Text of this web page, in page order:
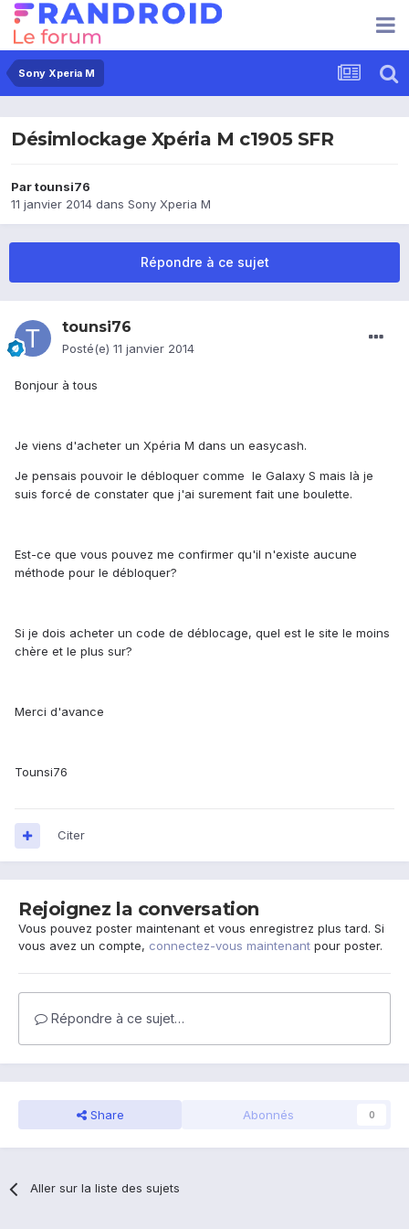
Sony Xperia M
Désimlockage Xpéria M c1905 SFR
Partounsi76
11 janvier 2014 dans Sony Xperia M
Répondre à ce sujet
tounsi76
Posté(e) 11 janvier 2014
Bonjour à tous
Je viens d'acheter un Xpéria M dans un easycash.
Je pensais pouvoir le débloquer comme le Galaxy S mais là je
suis forcé de constater que j'ai surement fait une boulette.
Est-ce que vous pouvez me confirmer qu'il n'existe aucune
méthode pour le débloquer?
Si je dois acheter un code de déblocage, quel est le site le moins
chère et le plus sur?
Merci d'avance
Tounsi76
Citer
Rejoignez la conversation
Vous pouvez poster maintenant et vous enregistrez plus tard. Si
vous avez un compte, connectez-vous maintenant pour poster.
Répondre à ce sujet…
Share Abonnés 0
Aller sur la liste des sujets